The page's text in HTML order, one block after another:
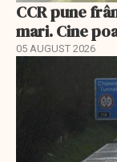
CCR pune
mari. Cine
05 AUGUST 2026